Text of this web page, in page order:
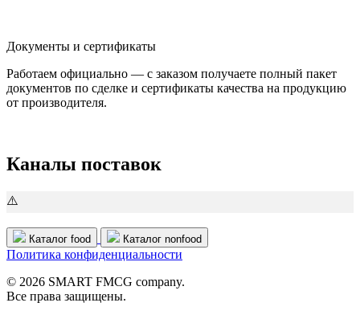
Документы и сертификаты
Работаем официально — с заказом получаете полный пакет
документов по сделке и сертификаты качества на продукцию
от производителя.
Каналы поставок
Каталог food Каталог nonfood
Политика конфиденциальности
© 2026 SMART FMCG company.
Все права защищены.